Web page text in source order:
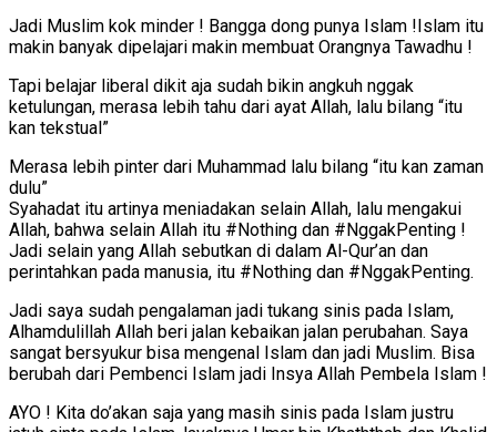
Jadi Muslim kok minder ! Bangga dong punya Islam !Islam itu
makin banyak dipelajari makin membuat Orangnya Tawadhu !
Tapi belajar liberal dikit aja sudah bikin angkuh nggak
ketulungan, merasa lebih tahu dari ayat Allah, lalu bilang “itu
kan tekstual”
Merasa lebih pinter dari Muhammad lalu bilang “itu kan zaman
dulu”
Syahadat itu artinya meniadakan selain Allah, lalu mengakui
Allah, bahwa selain Allah itu #Nothing dan #NggakPenting !
Jadi selain yang Allah sebutkan di dalam Al-Qur’an dan
perintahkan pada manusia, itu #Nothing dan #NggakPenting.
Jadi saya sudah pengalaman jadi tukang sinis pada Islam,
Alhamdulillah Allah beri jalan kebaikan jalan perubahan. Saya
sangat bersyukur bisa mengenal Islam dan jadi Muslim. Bisa
berubah dari Pembenci Islam jadi Insya Allah Pembela Islam !
AYO ! Kita do’akan saja yang masih sinis pada Islam justru